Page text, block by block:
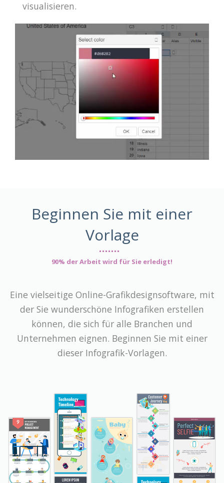
visualisieren.
Beginnen Sie mit einer
Vorlage
90% der Arbeit wird für Sie erledigt!
Eine vielseitige Online-Grafikdesignsoftware, mit
der Sie wunderschöne Infografiken erstellen
können, die sich für alle Branchen und
Unternehmen eignen. Beginnen Sie mit einer
dieser Infografik-Vorlagen.